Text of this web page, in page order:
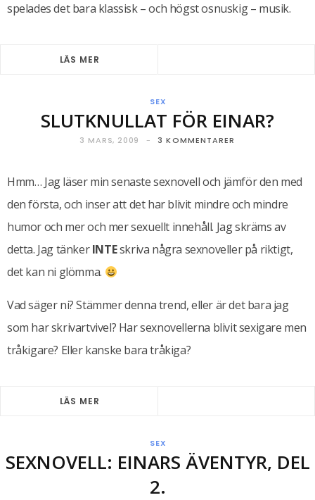
spelades det bara klassisk – och högst osnuskig – musik.
LÄS MER
SEX
SLUTKNULLAT FÖR EINAR?
3 MARS, 2009 3 KOMMENTARER
Hmm… Jag läser min senaste sexnovell och jämför den med
den första, och inser att det har blivit mindre och mindre
humor och mer och mer sexuellt innehåll. Jag skräms av
detta. Jag tänkerINTEskriva några sexnoveller på riktigt,
det kan ni glömma.
Vad säger ni? Stämmer denna trend, eller är det bara jag
som har skrivartvivel? Har sexnovellerna blivit sexigare men
tråkigare? Eller kanske bara tråkiga?
LÄS MER
SEX
SEXNOVELL: EINARS ÄVENTYR, DEL
2.